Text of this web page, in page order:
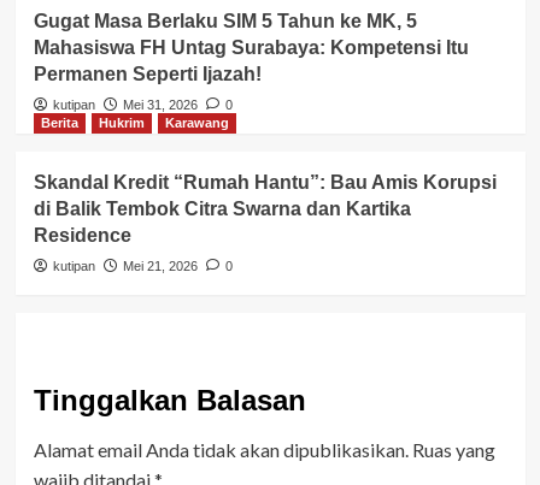
Gugat Masa Berlaku SIM 5 Tahun ke MK, 5
Mahasiswa FH Untag Surabaya: Kompetensi Itu
Permanen Seperti Ijazah!
kutipan Mei 31, 2026
0
Berita
Hukrim Karawang
Skandal Kredit “Rumah Hantu”: Bau Amis Korupsi
di Balik Tembok Citra Swarna dan Kartika
Residence
kutipan Mei 21, 2026 0
Tinggalkan Balasan
Alamat email Anda tidak akan dipublikasikan. Ruas yang
wajib ditandai*